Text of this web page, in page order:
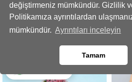
değiştirmeniz mümkündür. Gizlilik
Politikamıza ayrıntılardan
mümkündür. Ayrıntıları inceleyin
Tamam
GÖNDER
Büyüleyici Anlar Açılış Çelengi